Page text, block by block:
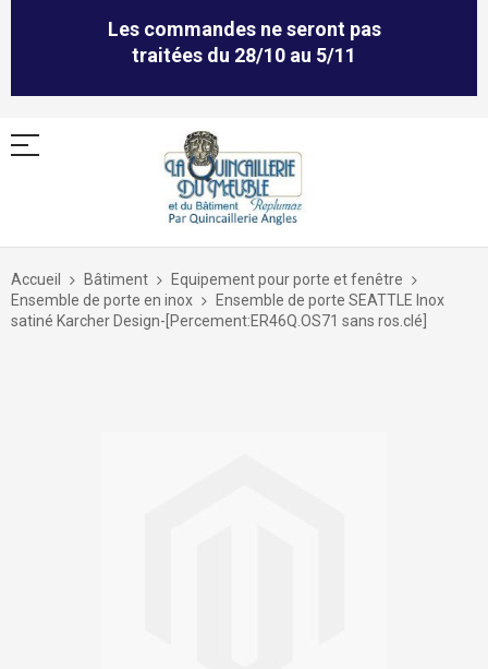
Les commandes ne seront pas
traitées du 28/10 au 5/11
Allez
contenu
Accueil Bâtiment
Equipement pour porte et fenêtre
Ensemble de porte en inox
Ensemble de porte SEATTLE Inox
satiné Karcher Design-[Percement:ER46Q.OS71 sans ros.clé]